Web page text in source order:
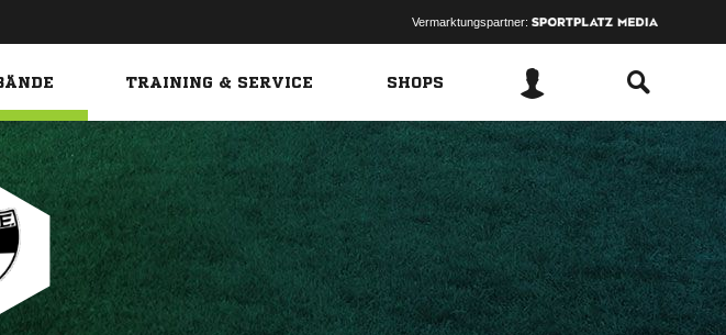
Vermarktungspartner:
TRAINING & SERVICE SHOPS